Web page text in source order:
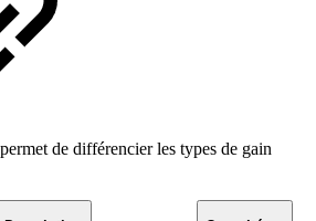
de différencier les types de gain